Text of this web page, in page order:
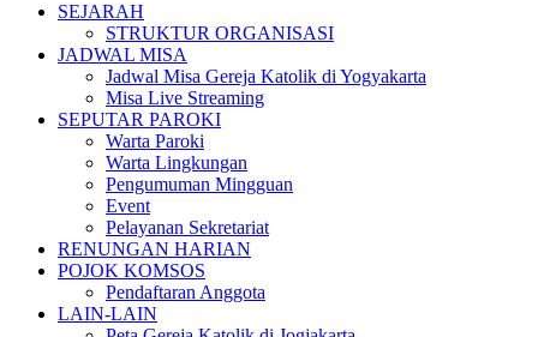
SEJARAH
STRUKTUR ORGANISASI
JADWAL MISA
Jadwal Misa Gereja Katolik di Yogyakarta
Misa Live Streaming
SEPUTAR PAROKI
Warta Paroki
Warta Lingkungan
Pengumuman Mingguan
Event
Pelayanan Sekretariat
RENUNGAN HARIAN
POJOK KOMSOS
Pendaftaran Anggota
LAIN-LAIN